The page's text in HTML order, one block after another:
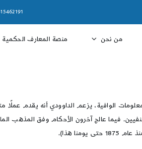
من نحن منصة المعارف الحكمية
الوافية، يزعم الداوودي أنه يقدم عملًا
فيما عالج آخرون الأحكام وفق المذهب